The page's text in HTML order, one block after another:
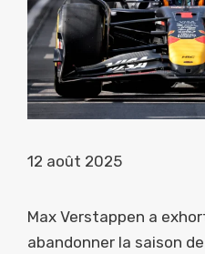
12 août 2025
Max Verstappen a
abandonner la saison